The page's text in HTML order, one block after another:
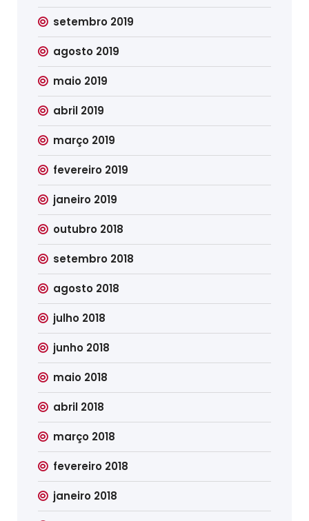
setembro 2019
agosto 2019
maio 2019
abril 2019
março 2019
fevereiro 2019
janeiro 2019
outubro 2018
setembro 2018
agosto 2018
julho 2018
junho 2018
maio 2018
abril 2018
março 2018
fevereiro 2018
janeiro 2018